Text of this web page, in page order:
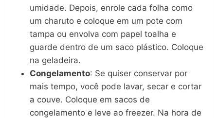
umidade. Depois, enrole cada folha como
um charuto e coloque em um pote com
tampa ou envolva com papel toalha e
guarde dentro de um saco plástico. Coloque
na geladeira.
Congelamento: Se quiser conservar por
mais tempo, você pode lavar, secar e cortar
a couve. Coloque em sacos de
congelamento e leve ao freezer. Na hora de